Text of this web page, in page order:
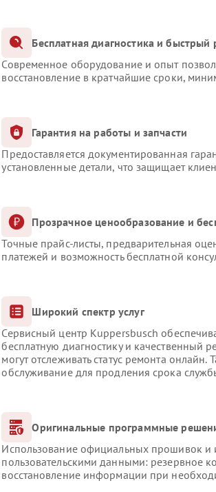
Бесплатная диагностика и быстрый
Современное оборудование и опыт
восстановление в кратчайшие сроки,
Гарантия на работы и запчасти
Предоставляется документированная
установленные детали, что защищает
Прозрачное ценообразование и
Точные прайс-листы, предварительная
платежей и возможность бесплатной
Широкий спектр услуг
Сервисный центр Kuppersbusch
бесплатную диагностику и качественный
могут отслеживать статус ремонта
обслуживание для продления срока
Оригинальные программные
Использование официальных прошивок и
пользовательскими данными: резервное
восстановление информации при